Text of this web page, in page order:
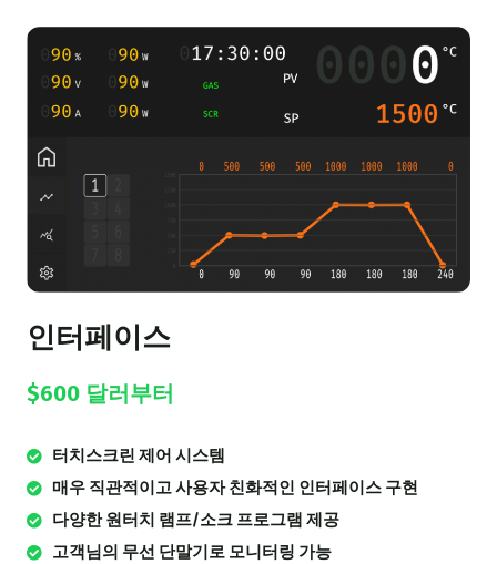
인터페이스
$600 달러부터
터치스크린 제어 시스템
매우 직관적이고 사용자 친화적인 인터페이스 구현
다양한 원터치 램프/소크 프로그램 제공
고객님의 무선 단말기로 모니터링 가능